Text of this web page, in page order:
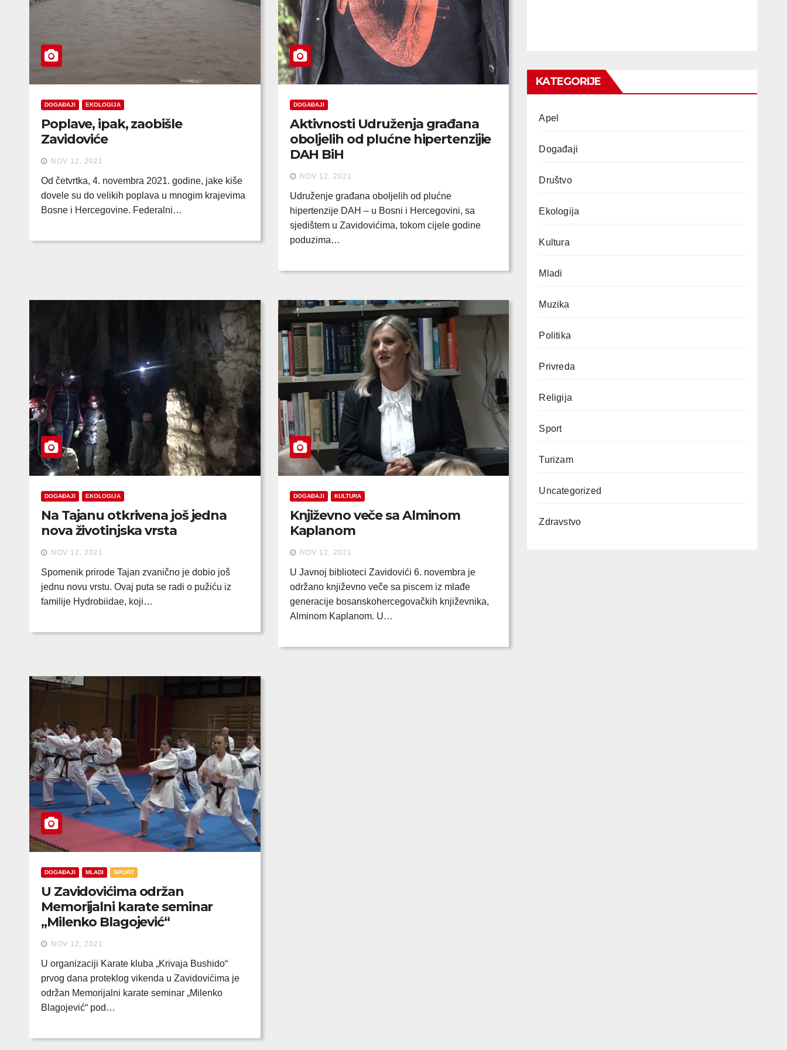
DOGAĐAJI EKOLOGIJA
Poplave, ipak, zaobišle
Zavidoviće
NOV 12, 2021
Od četvrtka, 4. novembra 2021. godine, jake kiše
dovele su do velikih poplava u mnogim krajevima
Bosne i Hercegovine. Federalni…
DOGAĐAJI
Aktivnosti Udruženja građana
oboljelih od plućne hipertenzijie
DAH BiH
NOV 12, 2021
Udruženje građana oboljelih od plućne
hipertenzije DAH – u Bosni i Hercegovini, sa
sjedištem u Zavidovićima, tokom cijele godine
poduzima…
DOGAĐAJI EKOLOGIJA
Na Tajanu otkrivena još jedna
nova životinjska vrsta
NOV 12, 2021
Spomenik prirode Tajan zvanično je dobio još
jednu novu vrstu. Ovaj puta se radi o pužiću iz
familije Hydrobiidae, koji…
DOGAĐAJI KULTURA
Književno veče sa Alminom
Kaplanom
NOV 12, 2021
U Javnoj biblioteci Zavidovići 6. novembra je
održano književno veče sa piscem iz mlađe
generacije bosanskohercegovačkih književnika,
Alminom Kaplanom. U…
DOGAĐAJI MLADI SPORT
U Zavidovićima održan
Memorijalni karate seminar
„Milenko Blagojević“
NOV 12, 2021
U organizaciji Karate kluba „Krivaja Bushido“
prvog dana proteklog vikenda u Zavidovićima je
održan Memorijalni karate seminar „Milenko
Blagojević“ pod…
KATEGORIJE
Apel
Događaji
Društvo
Ekologija
Kultura
Mladi
Muzika
Politika
Privreda
Religija
Sport
Turizam
Uncategorized
Zdravstvo